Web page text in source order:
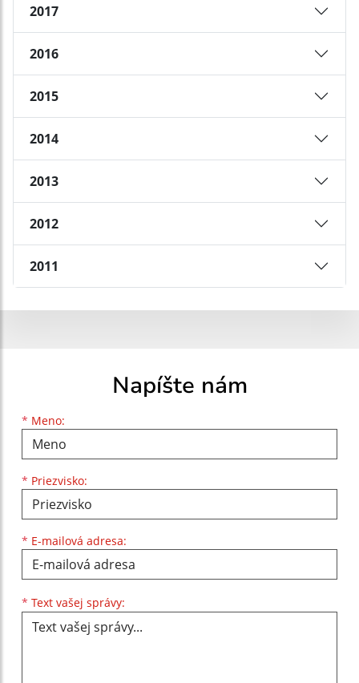
2017
2016
2015
2014
2013
2012
2011
Napíšte nám
* Meno:
Meno
* Priezvisko:
Priezvisko
* E-mailová adresa:
E-mailová adresa
* Text vašej správy: